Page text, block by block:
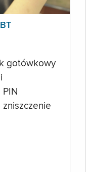
gotówkowy
zniszczenie